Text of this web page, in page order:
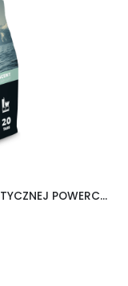
DOMETIC TABLETKI DO TOALETY TURYSTYCZNEJ POWERCARE TABS 20 SZTUK